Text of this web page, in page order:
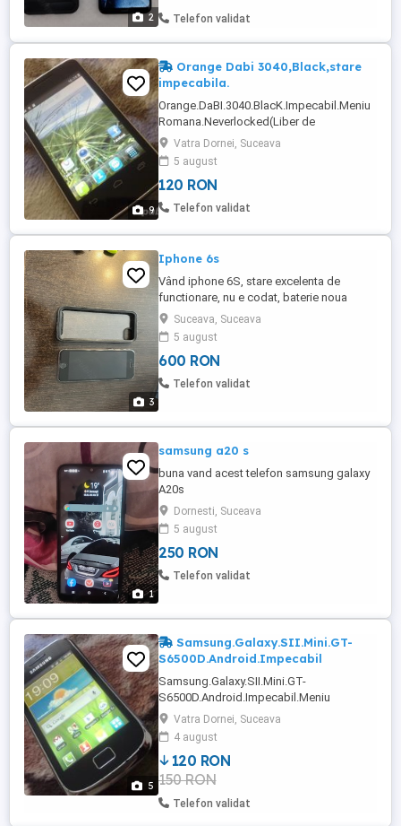
2 Telefon validat
9
Orange Dabi 3040,Black,stare
impecabila.
Orange.DaBI.3040.BlacK.Impecabil.Meniu
Romana.Neverlocked(Liber de
Retele).Dotat cu:Wi-Fi,Radio
FM,GPS,Camera foto-
video,Bluetooth,etc.Ruleaza un stock
rom.Ofer incarcator la el.Nu veniti cu
oferte in batjocura ca nu stau la discutii
al produsului din pozele atasate ...
Vatra Dornei, Suceava
5 august
120 RON
Telefon validat
3
Iphone 6s
Vând iphone 6S, stare excelenta de
functionare, nu e codat, baterie noua
schimbata, husă cadou.
Suceava, Suceava
5 august
600 RON
Telefon validat
1
samsung a20 s
buna vand acest telefon samsung galaxy
A20s
Dornesti, Suceava
5 august
250 RON
Telefon validat
5
Samsung.Galaxy.SII.Mini.GT-
S6500D.Android.Impecabil
Samsung.Galaxy.SII.Mini.GT-
S6500D.Android.Impecabil.Meniu
Romana.Neverlocked(Liber de
Retele).Dotat cu:Wi-Fi,Radio
FM,GPS,Camera foto-
video,Bluetooth,etc.Ruleaza un stock rom
de Android.Ofer incarcator,cablu date la
el.Nu veniti cu oferte in batjocura ca nu
stau la discutii sub nicio forma.Pretul de ...
Vatra Dornei, Suceava
4 august
120 RON
150 RON
Telefon validat